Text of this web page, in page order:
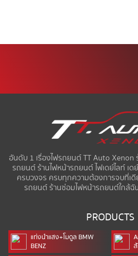
อันดับ 1 เรื่องไฟรถยนต์ TT Auto Xenon
รถยนต์ ร้านไฟหน้ารถยนต์ ไฟเดย์ไลท์ เ
ครบวงจร ครบทุกความต้องการจบที่เดี
รถยนต์ ร้านซ่อมไฟหน้ารถยนต์ใกล้ฉั
PRODUCTS
แท่งนำแสง+โมดูล BMW
BENZ